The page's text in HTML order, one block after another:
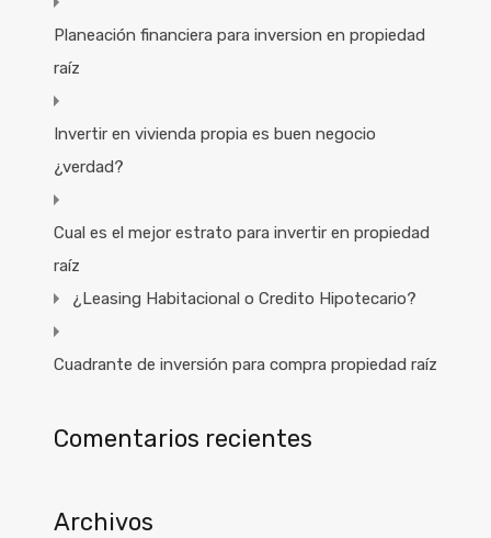
Planeación financiera para inversion en propiedad
raíz
Invertir en vivienda propia es buen negocio
¿verdad?
Cual es el mejor estrato para invertir en propiedad
raíz
¿Leasing Habitacional o Credito Hipotecario?
Cuadrante de inversión para compra propiedad raíz
Comentarios recientes
Archivos